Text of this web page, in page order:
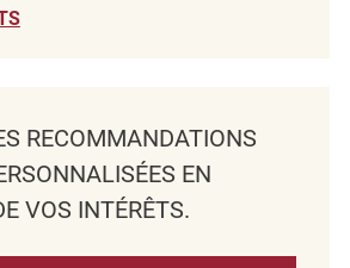
RECOMMANDATIONS
EN
VOS INTÉRÊTS.